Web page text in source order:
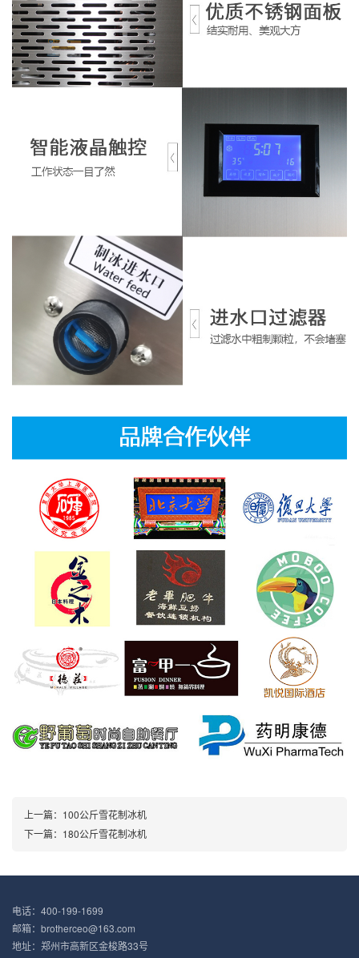
上一篇：100公斤雪花制冰机
下一篇：180公斤雪花制冰机
电话：400-199-1699
邮箱：brotherceo@163.com
地址：郑州市高新区金梭路33号